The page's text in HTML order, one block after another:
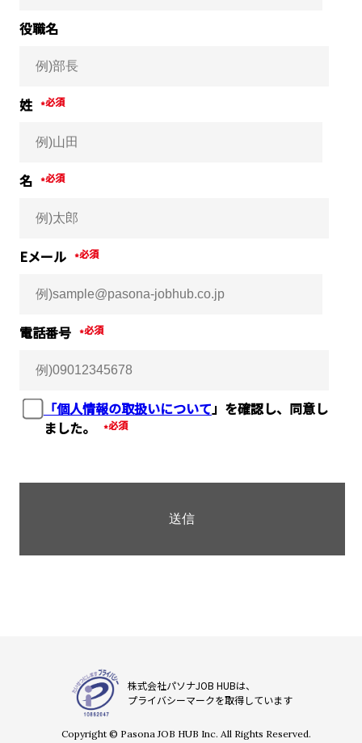
役職名
姓 *
名 *
Eメール *
電話番号 *
「個人情報の取扱いについて」を確認し、同意し
ました。
*
株式会社パソナJOB HUBは、
プライバシーマークを取得しています
Copyright © Pasona JOB HUB Inc. All Rights Reserved.